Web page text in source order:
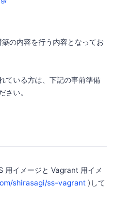
の内容を行う内容となってお
ている方は、下記の事前準備
さい。
用イメージと Vagrant 用イメ
shirasagi/ss-vagrant )して